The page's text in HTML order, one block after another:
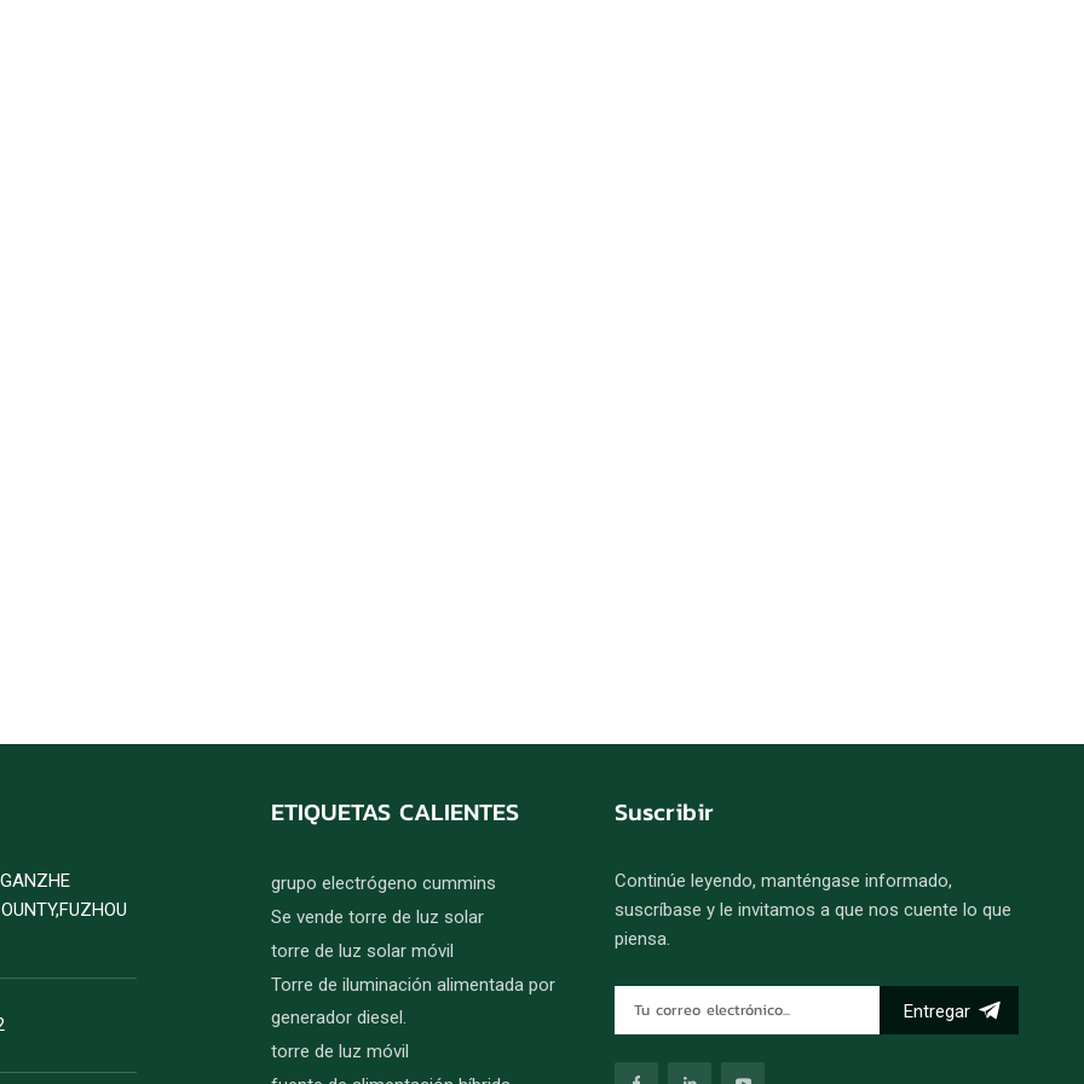
ETIQUETAS CALIENTES
grupo electrógeno cummins
Se vende torre de luz solar
torre de luz solar móvil
Torre de iluminación alimentada por
generador diesel.
torre de luz móvil
Suscribir
Continúe leyendo, manténgase informado,
suscríbase y le invitamos a que nos cuente lo que
piensa.
Entregar